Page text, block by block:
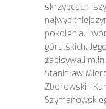
skrzypcach,
pokolenia.
góralskich.
zapisywali
Stanisław
Zborowski i